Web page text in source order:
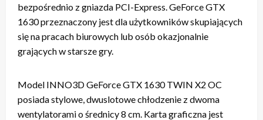
bezpośrednio z gniazda PCI-Express. GeForce GTX
1630 przeznaczony jest dla użytkowników skupiających
się na pracach biurowych lub osób okazjonalnie
grających w starsze gry.
Model INNO3D GeForce GTX 1630 TWIN X2 OC
posiada stylowe, dwuslotowe chłodzenie z dwoma
wentylatorami o średnicy 8 cm. Karta graficzna jest